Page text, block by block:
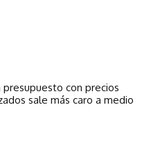
presupuesto con precios
sale más caro a medio